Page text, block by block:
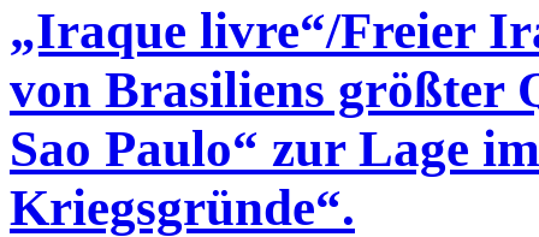
„Iraque livre“/Freier
von Brasiliens größter
Sao Paulo“ zur Lage
Kriegsgründe“.